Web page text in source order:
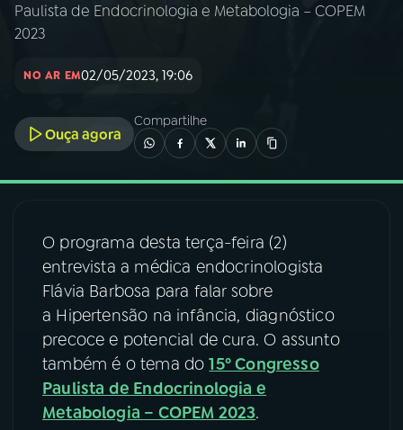
AO VIVO
01INÍCIO
02A RÁDIO
04 PROGRAMAS
05PODCASTS
06VIDEOCASTS
Paulista de Endocrinologia e Metabologia – COPEM
2023
NO AR EM02/05/2023, 19:06
Ouça agora
Compartilhe
O programa desta terça-feira (2)
entrevista a médica endocrinologista
Flávia Barbosa para falar sobre
a Hipertensão na infância, diagnóstico
precoce e potencial de cura. O assunto
também é o tema do15º Congresso
Paulista de Endocrinologia e
Metabologia – COPEM 2023.